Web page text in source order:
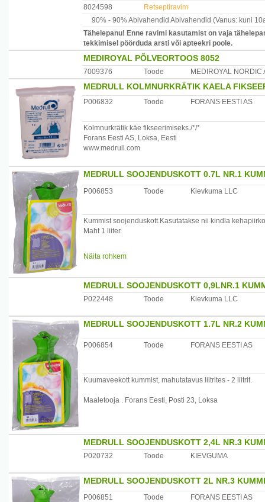
8024598
Retseptiravim
90% - 90% Abivahendid Abivahendid (Vanus: kuni
Tähelepanu! Enne ravimi kasutamist on vaja
tekkimisel pöörduda arsti või apteekri poole.
MEDIROYAL PÕLVEORTOOS 8052
7009376 Toode MEDIROYAL NORDIC
MEDRULL KOLMNURKRÄTIK KAELA
P006832 Toode FORANS EESTI AS
Kolmnurkrätik käe fikseerimiseks./*/*
Forans Eesti AS, Loksa, Eesti
www.medrull.com
MEDRULL SOOJENDUSKOTT 0.7L NR.1
P006853 Toode Kievkuma LLC
Kummist soojenduskott.Kasutatakse nii kindla
Maht 1 liiter.
Maaletooja: Forans Eesti AS, Posti 23, Loksa
Näita rohkem
MEDRULL SOOJENDUSKOTT 0,9LNR.1
P022448 Toode Kievkuma LLC
MEDRULL SOOJENDUSKOTT 1.7L NR.2
P006854 Toode FORANS EESTI AS
Kuumaveekott kummist, mahutatavus liitrites - 2 liitrit.
Maaletooja . Forans Eesti, Posti 23, Loksa
MEDRULL SOOJENDUSKOTT 2,4L NR.3
P020732 Toode KIEVGUMA
MEDRULL SOOJENDUSKOTT 2L NR.3
P006851 Toode FORANS EESTI AS